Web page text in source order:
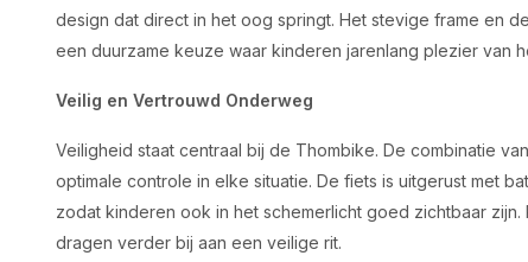
design dat direct in het oog springt. Het stevige frame en
een duurzame keuze waar kinderen jarenlang plezier van
Veilig en Vertrouwd Onderweg
Veiligheid staat centraal bij de Thombike. De combinatie
optimale controle in elke situatie. De fiets is uitgerust met
zodat kinderen ook in het schemerlicht goed zichtbaar
dragen verder bij aan een veilige rit.